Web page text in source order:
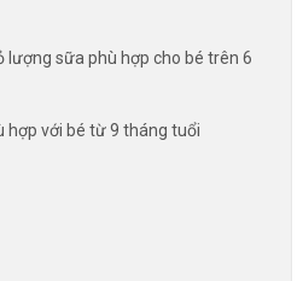
lượng sữa phù hợp cho bé trên 6
hợp với bé từ 9 tháng tuổi